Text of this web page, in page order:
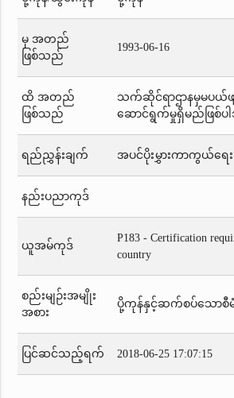
မှ အတည်
ဖြစ်သည်
1993-06-16
ထိ အတည်
ဖြစ်သည်
သက်ဆိုင်ရာဌာနမှမပယ်
ဆောင်ရွက်မှုရှိမည်ဖြစ်ပ
ရည်ညွှန်းချက် အပင်ပိုးမွှားကာကွယ်ရေး
နည်းပညာကုဒ်
ယူအမ်ကုဒ်
P183 - Certification
country
စည်းမျဉ်းအမျိုး
အစား
ပို့ကုန်နှင့်ဆက်စပ်သောစီမံ
ပြင်ဆင်သည့်ရက် 2018-06-25 17:07:15